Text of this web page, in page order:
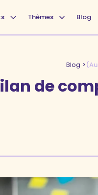
Thèmes Blog
Blog >
de